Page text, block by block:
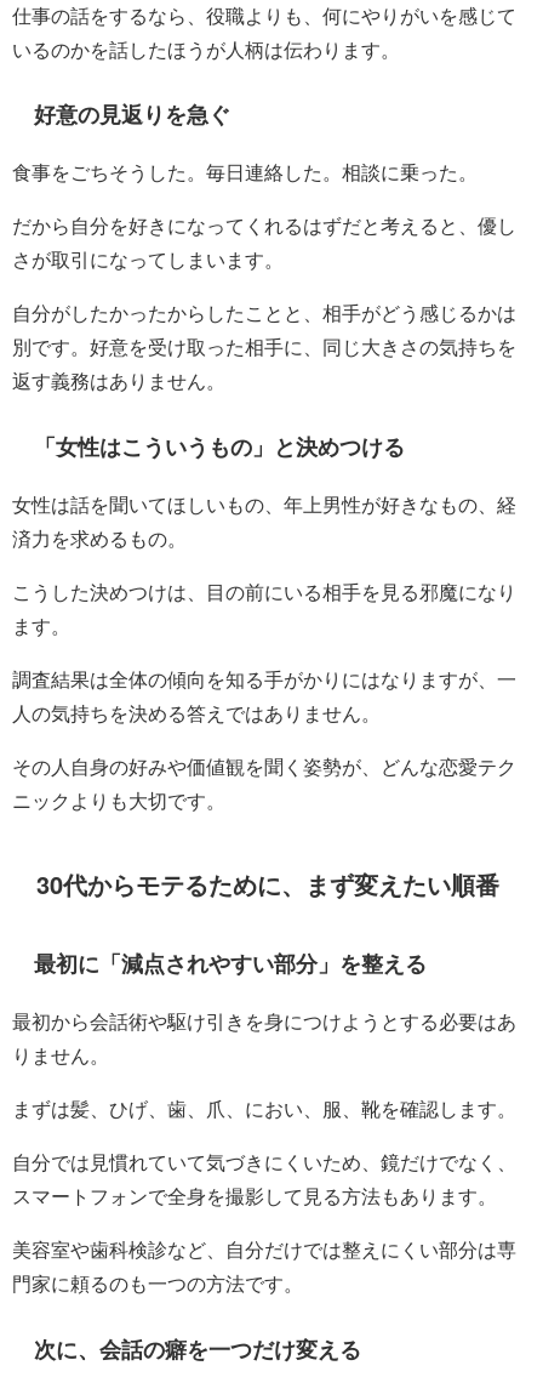
仕事の話をするなら、役職よりも、何にやりがいを感じて
いるのかを話したほうが人柄は伝わります。
好意の見返りを急ぐ
食事をごちそうした。毎日連絡した。相談に乗った。
だから自分を好きになってくれるはずだと考えると、優し
さが取引になってしまいます。
自分がしたかったからしたことと、相手がどう感じるかは
別です。好意を受け取った相手に、同じ大きさの気持ちを
返す義務はありません。
「女性はこういうもの」と決めつける
女性は話を聞いてほしいもの、年上男性が好きなもの、経
済力を求めるもの。
こうした決めつけは、目の前にいる相手を見る邪魔になり
ます。
調査結果は全体の傾向を知る手がかりにはなりますが、一
人の気持ちを決める答えではありません。
その人自身の好みや価値観を聞く姿勢が、どんな恋愛テク
ニックよりも大切です。
30代からモテるために、まず変えたい順番
最初に「減点されやすい部分」を整える
最初から会話術や駆け引きを身につけようとする必要はあ
りません。
まずは髪、ひげ、歯、爪、におい、服、靴を確認します。
自分では見慣れていて気づきにくいため、鏡だけでなく、
スマートフォンで全身を撮影して見る方法もあります。
美容室や歯科検診など、自分だけでは整えにくい部分は専
門家に頼るのも一つの方法です。
次に、会話の癖を一つだけ変える